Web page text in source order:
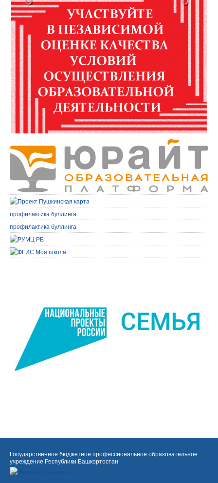
профилактика буллинга
профилактика буллинга
Государственное бюджетное профессиональное образовательное
учреждение Республики Башкортостан